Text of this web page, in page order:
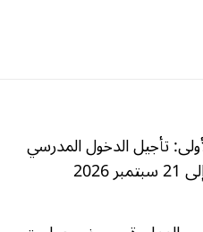
تأجيل الدخول المدرسي
2026